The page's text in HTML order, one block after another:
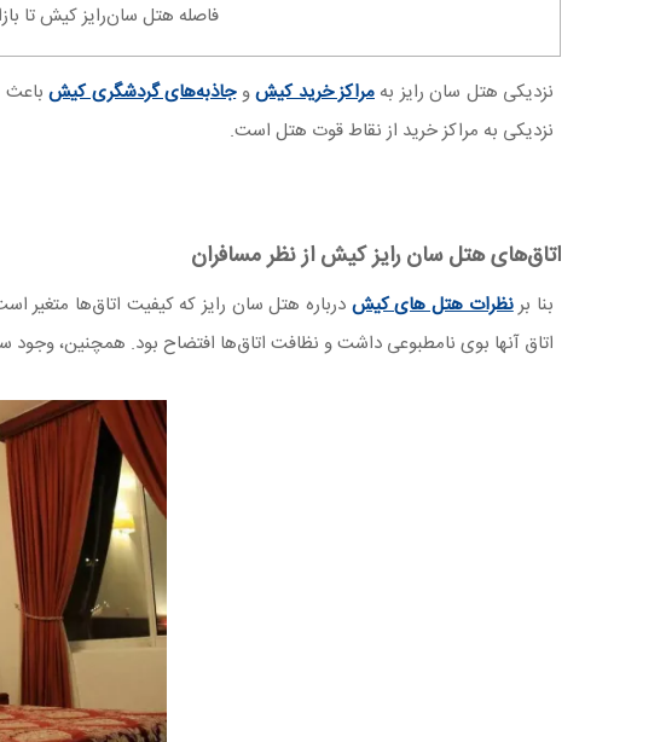
فاصله هتل سان‌رایز کیش تا
نزدیکی هتل سان رایز بهمراکز خرید کیشوجاذبه‌های گردشگری کیشباعث
نزدیکی به مراکز خرید از نقاط قوت هتل است.
اتاق‌های هتل سان رایز کیش از نظر مسافران
بنا برنظرات هتل های کیش درباره هتل سان رایز که کیفیت اتاق‌ها متغیر
اتاق آنها بوی نامطبوعی داشت و نظافت اتاق‌ها افتضاح بود. همچنین،